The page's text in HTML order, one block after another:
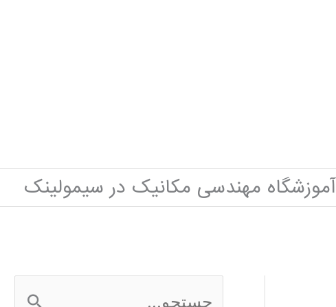
آموزشگاه مهندسی مکانیک در سیمولینک